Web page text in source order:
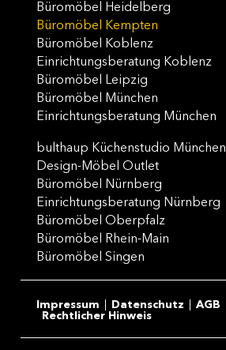
Büromöbel Heidelberg
Büromöbel Kempten
Büromöbel Koblenz
Einrichtungsberatung Koblenz
Büromöbel Leipzig
Büromöbel München
Einrichtungsberatung München
bulthaup Küchenstudio München
Design-Möbel Outlet
Büromöbel Nürnberg
Einrichtungsberatung Nürnberg
Büromöbel Oberpfalz
Büromöbel Rhein-Main
Büromöbel Singen
Impressum Datenschutz
AGB
Rechtlicher Hinweis